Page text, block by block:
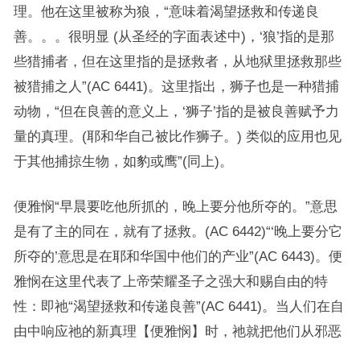
理。他在这里被称为狼，“意味着渴望拯救和传递良
善。。。很明显 (从圣经的字面表述中)，‘狼’指的是那
些猎捕者，但在这里指的是拯救者，从地狱里拯救那些
被猎捕之人”(AC 6441)。这里指出，狮子也是一种猎捕
动物，“但在良善的意义上，‘狮子’指的是被良善赋予力
量的真理。(耶和华自己被比作狮子。) 类似的应用也见
于其他捕掠生物，如豹或鹰”(同上)。
便雅悯“早晨要吃他所抓的，晚上要分他所夺的。”意思
是有了主的同在，就有了拯救。(AC 6442)“‘晚上要分它
所夺的’意思是在耶和华国中他们的产业”(AC 6443)。便
雅悯在这里代表了上帝荣耀圣子之强大和赐自由的特
性：即祂“渴望拯救和传递良善”(AC 6441)。当人们在自
由中响应祂的新真理【便雅悯】时，祂就把他们从邪恶